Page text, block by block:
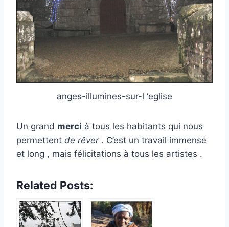
anges-illumines-sur-l ‘eglise
Un grand merci à tous les habitants qui nous
permettent de rêver. C’est un travail immense
et long , mais félicitations à tous les artistes .
Related Posts: